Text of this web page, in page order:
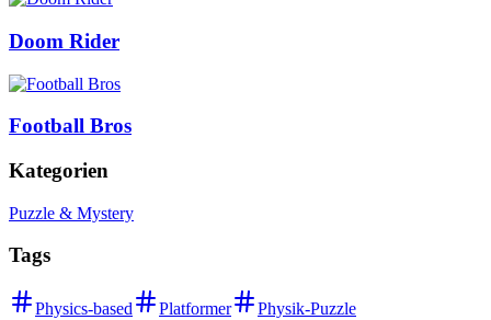
Doom Rider
Football Bros
Kategorien
Puzzle & Mystery
Tags
Physics-based Platformer Physik-Puzzle